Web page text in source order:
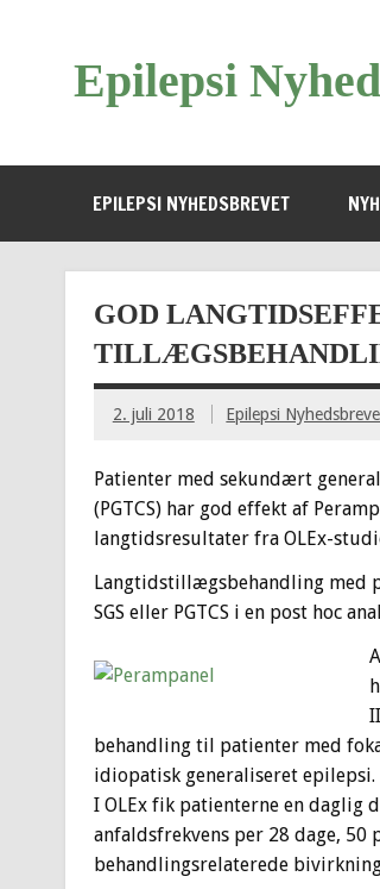
Epilepsi
EPILEPSI NYHEDSBREVET
GOD
2. juli 2018 Epilepsi
Patienter med sekundært
(PGTCS) har god effekt af
langtidsresultater fra OLEx-
Langtidstillægsbehandling med
SGS eller PGTCS i en post hoc
behandling til patienter med
idiopatisk generaliseret epilepsi.
I OLEx fik patienterne en daglig
anfaldsfrekvens per 28 dage,
behandlingsrelaterede